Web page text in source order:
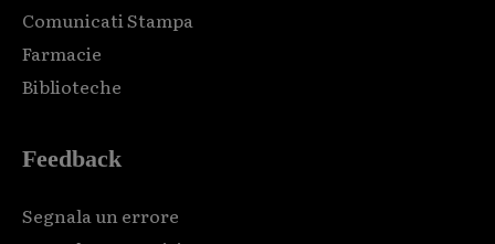
Comunicati Stampa
Farmacie
Biblioteche
Feedback
Segnala un errore